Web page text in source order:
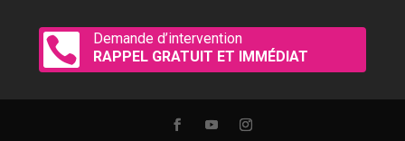

Demande d’intervention
RAPPEL GRATUIT ET IMMÉDIAT